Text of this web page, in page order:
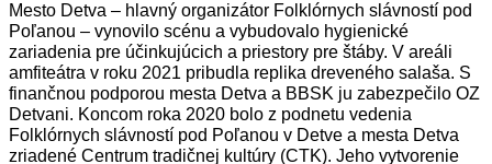
Mesto Detva – hlavný organizátor Folklórnych slávností pod
Poľanou – vynovilo scénu a vybudovalo hygienické
zariadenia pre účinkujúcich a priestory pre štáby. V areáli
amfiteátra v roku 2021 pribudla replika dreveného salaša. S
finančnou podporou mesta Detva a BBSK ju zabezpečilo OZ
Detvani. Koncom roka 2020 bolo z podnetu vedenia
Folklórnych slávností pod Poľanou v Detve a mesta Detva
zriadené Centrum tradičnej kultúry (CTK). Jeho vytvorenie